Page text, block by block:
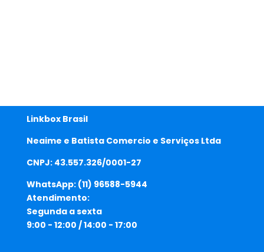
Linkbox Brasil
Neaime e Batista Comercio e Serviços Ltda
CNPJ: 43.557.326/0001-27
WhatsApp: (11) 96588-5944
Atendimento:
Segunda a sexta
9:00 - 12:00 / 14:00 - 17:00